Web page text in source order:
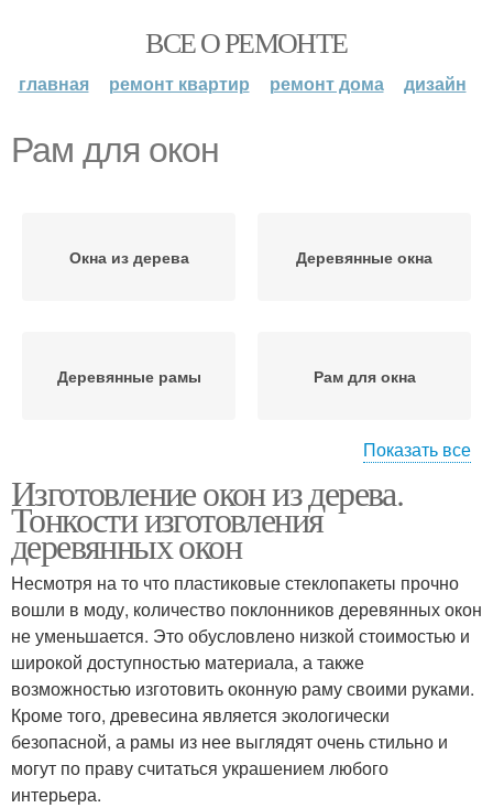
ВСЕ О РЕМОНТЕ
главная ремонт квартир ремонт дома дизайн
Рам для окон
Окна из дерева Деревянные окна
Деревянные рамы Рам для окна
Деревянное окно
Показать все
Изготовление окон из дерева.
Тонкости изготовления
деревянных окон
Несмотря на то что пластиковые стеклопакеты прочно
вошли в моду, количество поклонников деревянных окон
не уменьшается. Это обусловлено низкой стоимостью и
широкой доступностью материала, а также
возможностью изготовить оконную раму своими руками.
Кроме того, древесина является экологически
безопасной, а рамы из нее выглядят очень стильно и
могут по праву считаться украшением любого
интерьера.